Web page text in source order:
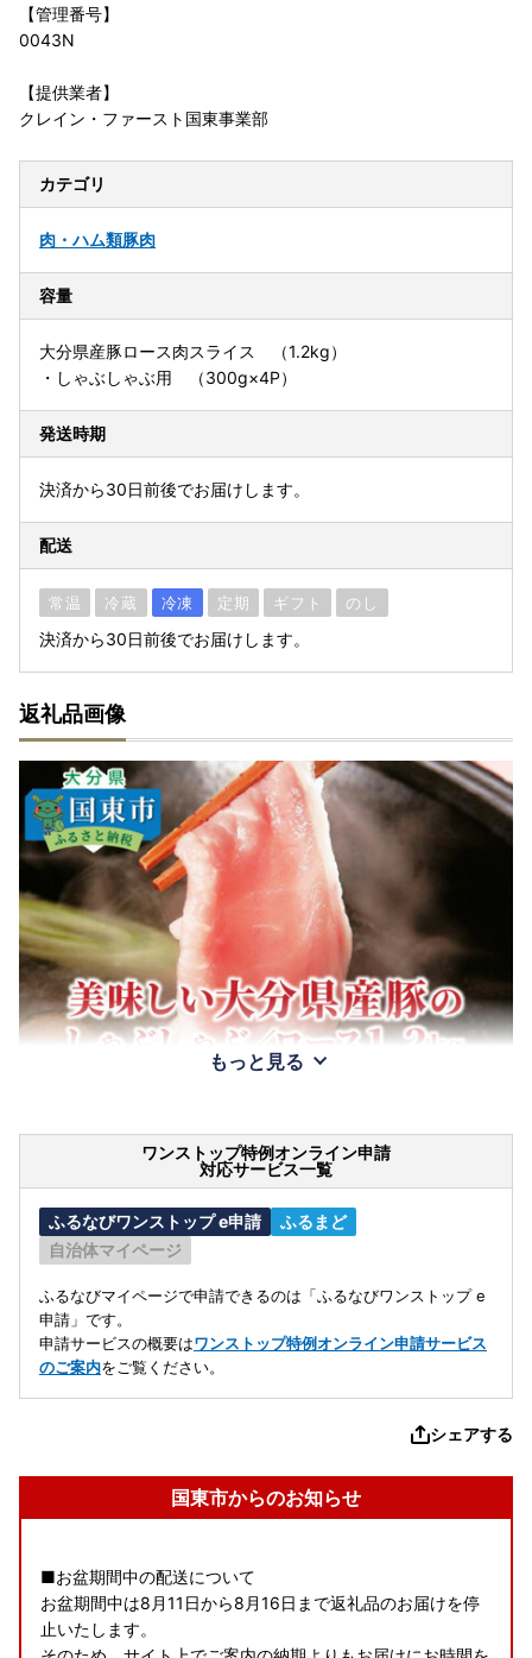
【管理番号】
0043N
【提供業者】
クレイン・ファースト国東事業部
カテゴリ
肉・ハム類豚肉
容量
大分県産豚ロース肉スライス （1.2kg）
・しゃぶしゃぶ用 （300g×4P）
発送時期
決済から30日前後でお届けします。
配送
常温 冷蔵 冷凍 定期 ギフト のし
決済から30日前後でお届けします。
返礼品画像
もっと見る
ワンストップ特例オンライン申請
対応サービス一覧
ふるなびワンストップ e申請
ふるまど
自治体マイページ
ふるなびマイページで申請できるのは「ふるなびワンストップ e
申請」です。
申請サービスの概要はワンストップ特例オンライン申請サービス
のご案内をご覧ください。
シェアする
国東市からのお知らせ
■お盆期間中の配送について
お盆期間中は8月11日から8月16日まで返礼品のお届けを停
止いたします。